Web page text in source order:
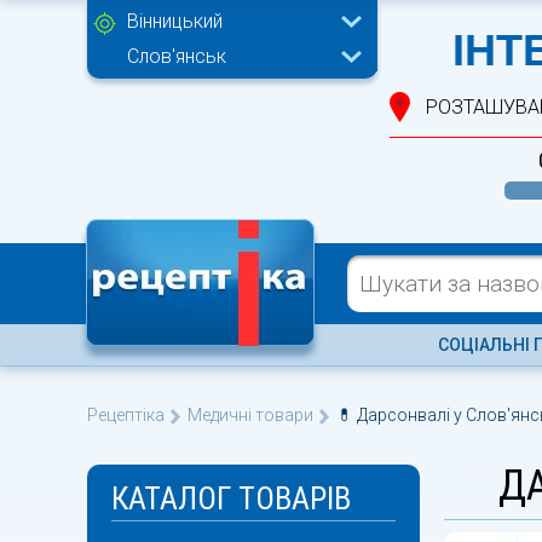
Вінницький
Слов'янськ
СОЦІАЛЬНІ
Рецептіка Медичні товари 💊 Дарсонвалі у
КАТАЛОГ ТОВАРІВ